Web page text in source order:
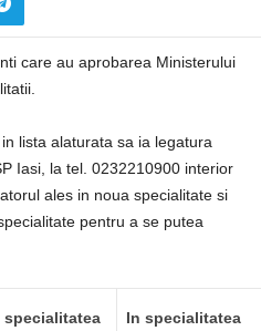
care au aprobarea Ministerului
lista alaturata sa ia legatura
Iasi, la tel. 0232210900 interior
ales in noua specialitate si
pentru a se putea
specialitatea In specialitatea